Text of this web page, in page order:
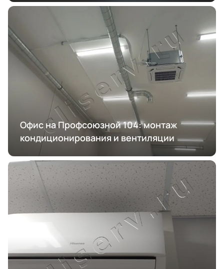
Офис на Профсоюзной 104: монтаж
кондиционирования и вентиляции